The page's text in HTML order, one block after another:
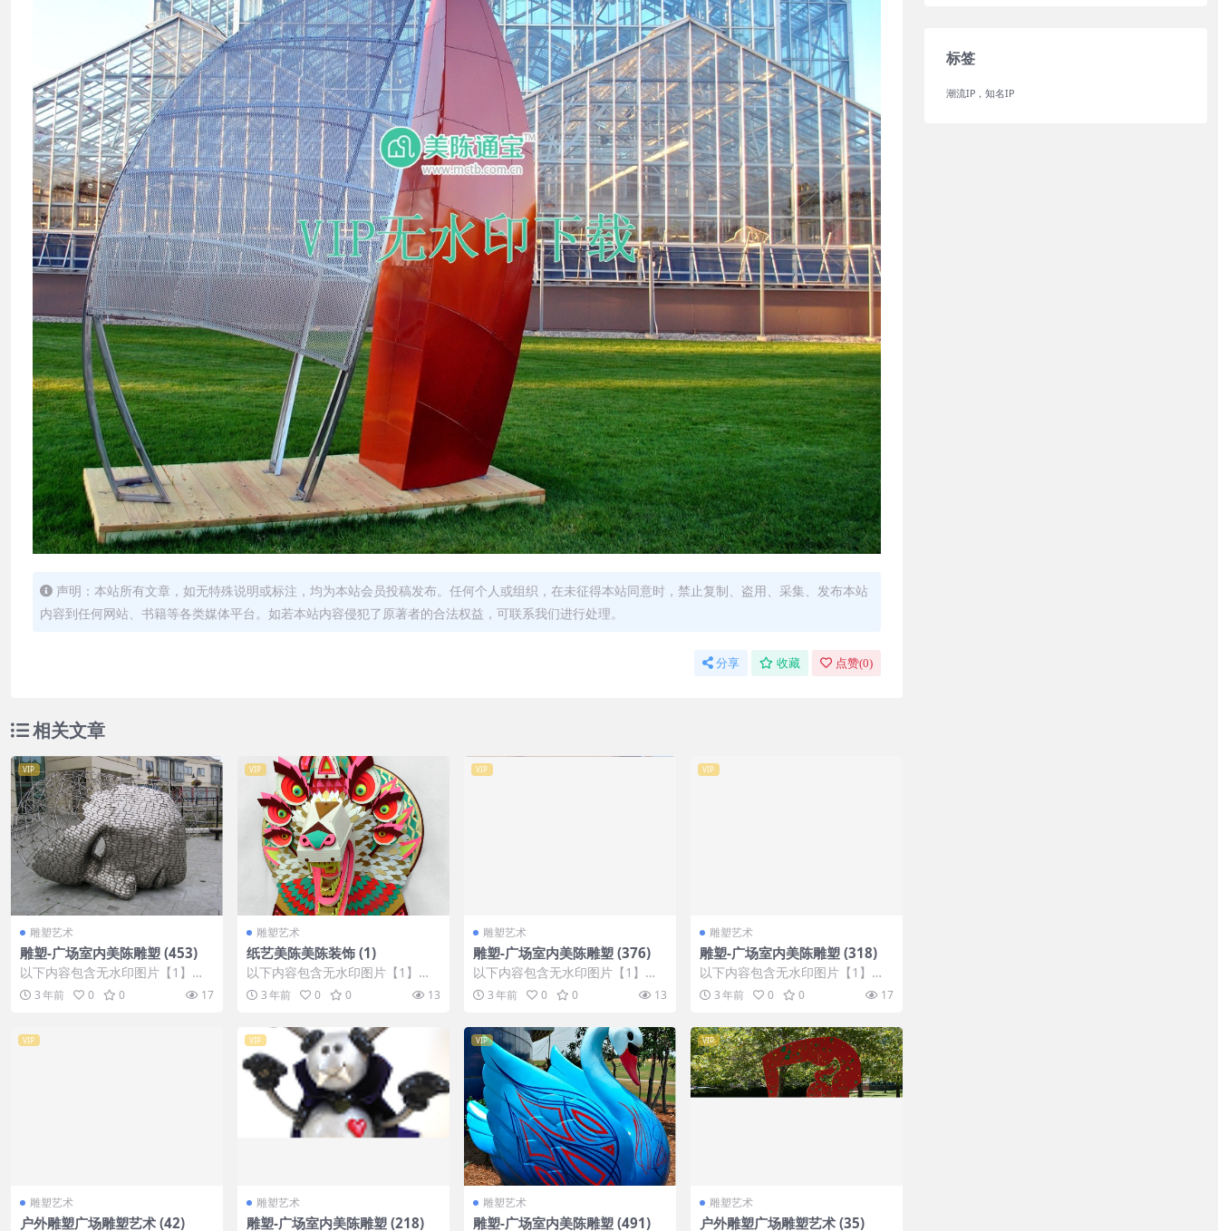
声明：本站所有文章，如无特殊说明或标注，均为本站会员投稿发布。任何个人或组织，在未征得本站同意时，禁止复制、盗用、采集、发布本站
内容到任何网站、书籍等各类媒体平台。如若本站内容侵犯了原著者的合法权益，可联系我们进行处理。
分享 收藏 点赞(0)
相关文章
VIP
雕塑艺术
雕塑-广场室内美陈雕塑 (453)
以下内容包含无水印图片【1】张
，开通会员无障碍浏览 开通VIP会
员 3 年前 0 0 17
VIP
雕塑艺术
纸艺美陈美陈装饰 (1)
以下内容包含无水印图片【1】张
，开通会员无障碍浏览 开通VIP会
员 3 年前 0 0 13
VIP
雕塑艺术
雕塑-广场室内美陈雕塑 (376)
以下内容包含无水印图片【1】张
，开通会员无障碍浏览 开通VIP会
员 3 年前 0 0 13
VIP
雕塑艺术
雕塑-广场室内美陈雕塑 (318)
以下内容包含无水印图片【1】张
，开通会员无障碍浏览 开通VIP会
员 3 年前 0 0 17
VIP
雕塑艺术
户外雕塑广场雕塑艺术 (42)
VIP
雕塑艺术
雕塑-广场室内美陈雕塑 (218)
VIP
雕塑艺术
雕塑-广场室内美陈雕塑 (491)
VIP
雕塑艺术
户外雕塑广场雕塑艺术 (35)
标签
潮流IP，知名IP